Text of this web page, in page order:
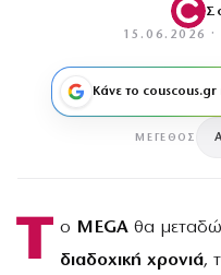
15.06.2026 ·
Κάνε το
ΜΈΓΕΘΟΣ
Τ ο MEGAθα
διαδοχική χρονιά,